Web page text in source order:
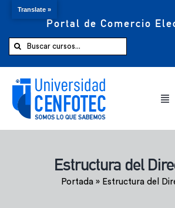
Portal de Comercio
Buscar:
Comprar ahora
Estructura del
Portada » Estructura del
Translate »